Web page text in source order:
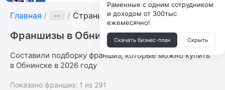
Главная ··· Страница 11
Франшизы в Обнинске
Составили подборку франшиз, которые можно купить
в Обнинске в 2026 году
Показано франшиз: 1 из 291
Раменные с одним сотрудником
и доходом от 300тыс
ежемесячно!
Скачать бизнес-план Скрыть